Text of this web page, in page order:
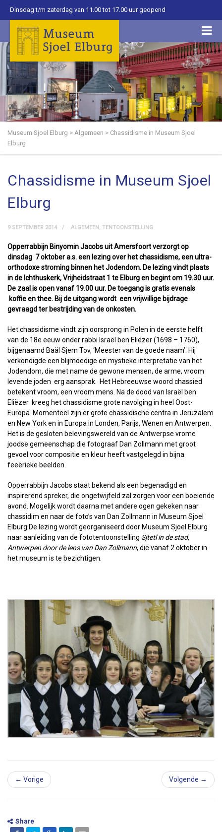
Dinsdag t/m zaterdag van 11.00 tot 17.00 uur geopend
Museum Sjoel Elburg > Algemeen > Chassidisme in Museum Sjoel
Elburg
Chassidisme in Museum Sjoel
Elburg
9 SEPTEMBER 2014 ALGEMEEN, TENTOONSTELLING
Opperrabbijn Binyomin Jacobs uit Amersfoort verzorgt op
dinsdag 7 oktober a.s. een lezing over het chassidisme, een ultra-
orthodoxe stroming binnen het Jodendom. De lezing vindt plaats
in de Ichthuskerk, Vrijheidstraat 1 te Elburg en begint om 19.30 uur.
De zaal is open vanaf 19.00 uur. De toegang is gratis evenals
koffie en thee. Bij de uitgang wordt een vrijwillige bijdrage
gevraagd ter bestrijding van de onkosten.
Het chassidisme vindt zijn oorsprong in Polen in de eerste helft
van de 18e eeuw onder rabbi Israël ben Eliëzer (1698 – 1760),
bijgenaamd Baäl Sjem Tov, ‘Meester van de goede naam’. Hij
verkondigde een blijmoedige en mystieke interpretatie van het
Jodendom, die met name de gewone mensen, de arme, vroom
levende joden erg aansprak. Het Hebreeuwse woord chassied
betekent vroom, een vroom mens. Na de dood van Israël ben
Eliëzer kreeg het chassidisme grote navolging in heel Oost-
Europa. Momenteel zijn er grote chassidische centra in Jeruzalem
en New York en in Europa in Londen, Parijs, Wenen en Antwerpen.
Het is de gesloten belevingswereld van de Antwerpse vrome
joodse gemeenschap die fotograaf Dan Zollmann met groot
gevoel voor compositie en kleur heeft vastgelegd in bijna
feeërieke beelden.
Opperrabbijn Jacobs staat bekend als een begenadigd en
inspirerend spreker, die ongetwijfeld zal zorgen voor een boeiende
avond. Mogelijk wordt daarna met andere ogen gekeken naar
chassidim en naar de foto’s van Dan Zollmann in Museum Sjoel
Elburg.De lezing wordt georganiseerd door Museum Sjoel Elburg
naar aanleiding van de fototentoonstelling Sjtetl in de stad,
Antwerpen door de lens van Dan Zollmann, die vanaf 2 oktober in
het museum is te bezichtigen.
← Vorige Volgende →
Share